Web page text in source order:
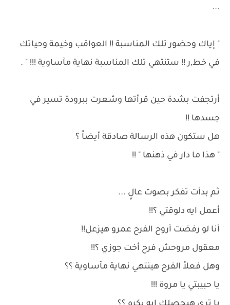
...
" إياك وحضور تلك المناسبة !! العواقب وخيمة وحياتك
في خط,ر !! ستنتهي تلك المناسبة نهاية مآساوية !!! " .
أرتجفت بشدة حين قرأتها وشعرت ببرودة تسير في
جسدها !!
هل ستكون هذه الرسالة صادقة أيضاً ؟
" هذا ما دار في ذهنها " !!
ثم بدأت تفكر بصوت عالٍ ...
أعمل ايه دلوقتي ؟!!
أنا لو رفضت أروح الفرح عمرو هيزعل!!
معقول مروحش فرح أخت جوزي ؟!!
وهل فعلاً الفرح هينتهي نهاية مآساوية ؟؟
يا حبيبتي يا مروة !!!